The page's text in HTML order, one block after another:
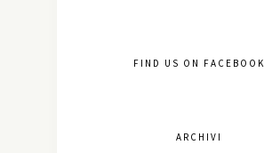
FIND US ON FACEBOOK
ARCHIVI